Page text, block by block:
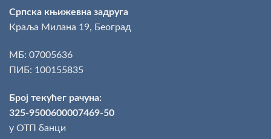
Српска књижевна задруга
Краља Милана 19, Београд
МБ: 07005636
ПИБ: 100155835
Број текућег рачуна:
325-9500600007469-50
у ОТП банци